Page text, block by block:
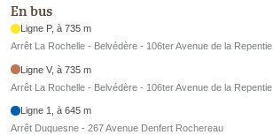
En bus
Ligne P, à 735 m
Arrêt La Rochelle - Belvédère - 106ter Avenue de la Repentie
Ligne V, à 735 m
Arrêt La Rochelle - Belvédère - 106ter Avenue de la Repentie
Ligne 1, à 645 m
Arrêt Duquesne - 267 Avenue Denfert Rochereau